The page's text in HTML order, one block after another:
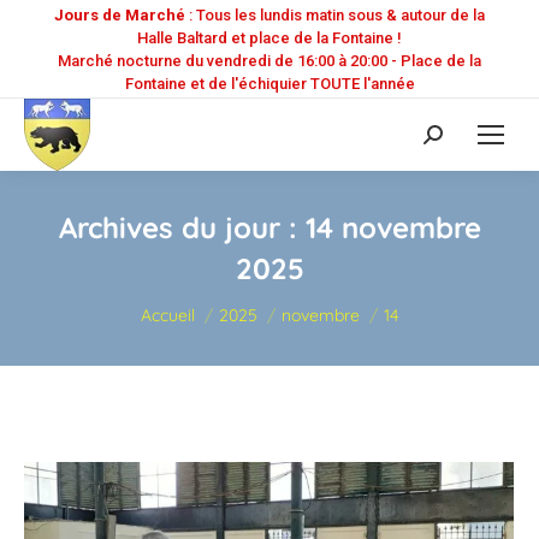
Jours de Marché : Tous les lundis matin sous & autour de la
Halle Baltard et place de la Fontaine !
Marché nocturne du vendredi de 16:00 à 20:00 - Place de la
Fontaine et de l'échiquier TOUTE l'année
Recherche
:
Archives du jour : 14 novembre
2025
Vous êtes ici :
Accueil 2025 novembre 14